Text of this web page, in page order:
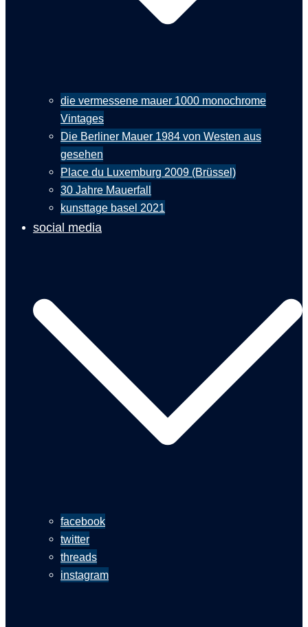
die vermessene mauer 1000 monochrome
Vintages
Die Berliner Mauer 1984 von Westen aus
gesehen
Place du Luxemburg 2009 (Brüssel)
30 Jahre Mauerfall
kunsttage basel 2021
social media
facebook
twitter
threads
instagram